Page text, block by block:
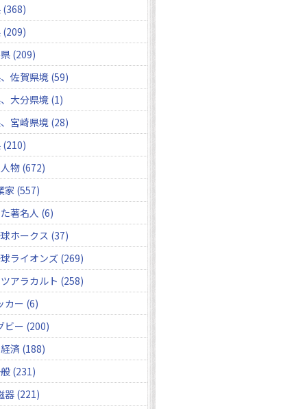
(368)
(209)
(209)
佐賀県境 (59)
大分県境 (1)
宮崎県境 (28)
(210)
物 (672)
家 (557)
著名人 (6)
ホークス (37)
ライオンズ (269)
アラカルト (258)
カー (6)
ビー (200)
済 (188)
(231)
器 (221)